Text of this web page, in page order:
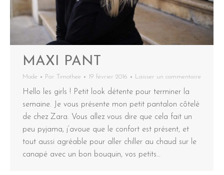
MAXI PANT
Mode Par Timothee 19 février 2016 Laisser un commentaire
Hello les girls ! Petit look détente pour terminer la
semaine. Je vous présente mon petit pantalon côtelé
de chez Zara. Vous allez vous dire que cela fait un
peu pyjama, j’avoue que le confort est présent, et
tout aussi agréable pour aller chiller au chaud sur le
canapé avec un bon bouquin, vos petits…